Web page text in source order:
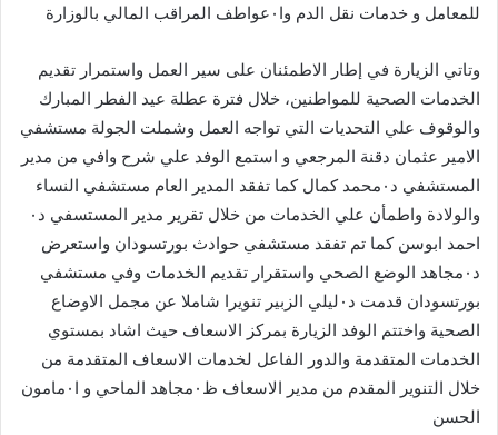
للمعامل و خدمات نقل الدم وا٠عواطف المراقب المالي بالوزارة
وتاتي الزيارة في إطار الاطمئنان على سير العمل واستمرار تقديم
الخدمات الصحية للمواطنين، خلال فترة عطلة عيد الفطر المبارك
والوقوف علي التحديات التي تواجه العمل وشملت الجولة مستشفي
الامير عثمان دقنة المرجعي و استمع الوفد علي شرح وافي من مدير
المستشفي د٠محمد كمال كما تفقد المدير العام مستشفي النساء
والولادة واطمأن علي الخدمات من خلال تقرير مدير المستسفي د٠
احمد ابوسن كما تم تفقد مستشفي حوادث بورتسودان واستعرض
د٠مجاهد الوضع الصحي واستقرار تقديم الخدمات وفي مستشفي
بورتسودان قدمت د٠ليلي الزبير تنويرا شاملا عن مجمل الاوضاع
الصحية واختتم الوفد الزيارة بمركز الاسعاف حيث اشاد بمستوي
الخدمات المتقدمة والدور الفاعل لخدمات الاسعاف المتقدمة من
خلال التنوير المقدم من مدير الاسعاف ظ٠مجاهد الماحي و ا٠مامون
الحسن